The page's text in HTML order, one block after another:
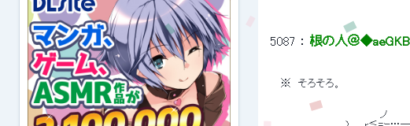
5087 ： 根の人＠
※　そろそろ。
ノ